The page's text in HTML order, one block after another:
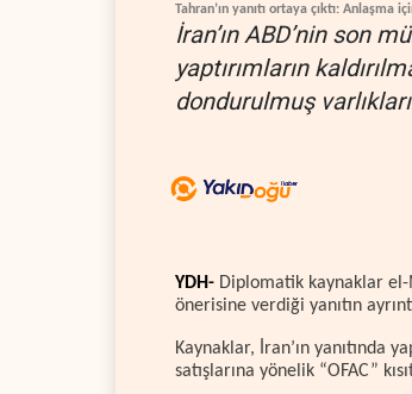
Tahran’ın yanıtı ortaya çıktı: Anlaşma
İran’ın ABD’nin son
yaptırımların
dondurulmuş
YDH- Diplomatik kaynaklar el-
önerisine verdiği yanıtın
Kaynaklar, İran’ın yanıtında
satışlarına yönelik “OFAC”